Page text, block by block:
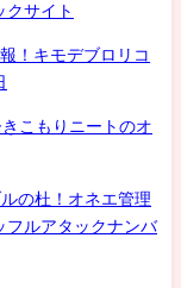
クサイト
！キモデブロリコ
こもりニートのオ
の杜！オネエ管理
フルアタックナンバ